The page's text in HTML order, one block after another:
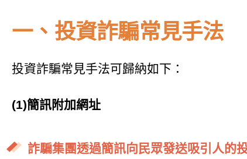
一、投資詐騙常見手法
投資詐騙常見手法可歸納如下：
(1)簡訊附加網址
詐騙集團透過簡訊向民眾發送吸引人的